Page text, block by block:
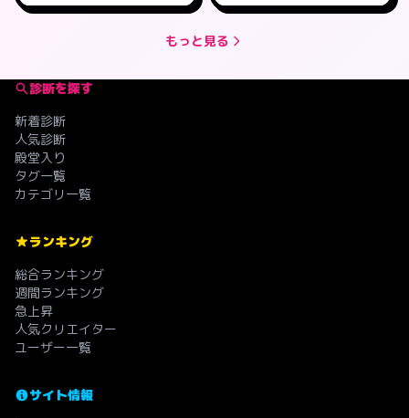
もっと見る
診断を探す
新着診断
人気診断
殿堂入り
タグ一覧
カテゴリ一覧
ランキング
総合ランキング
週間ランキング
急上昇
人気クリエイター
ユーザー一覧
サイト情報